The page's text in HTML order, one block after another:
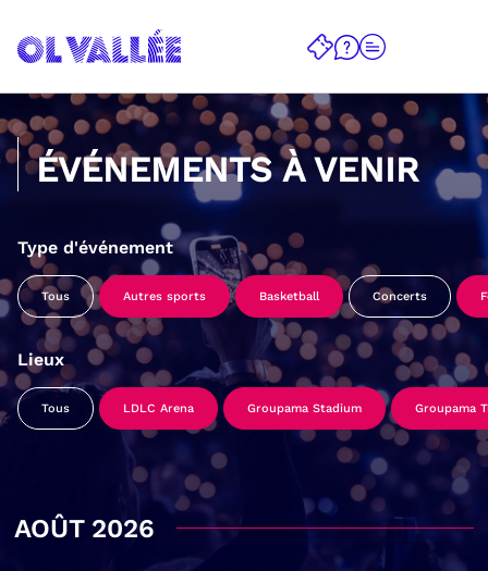
ÉVÉNEMENTS À VENIR
Type d'événement
Tous Autres sports Basketball Concerts
Lieux
Tous LDLC Arena Groupama Stadium Groupama
AOÛT 2026